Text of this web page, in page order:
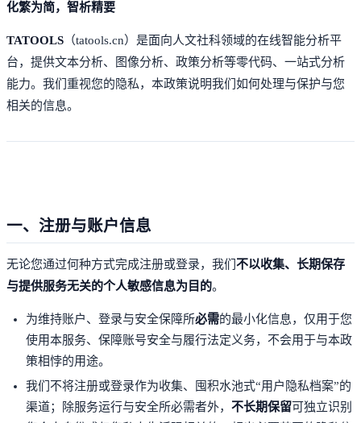
化繁为简，智析精要
TATOOLS （tatools.cn）是面向人文社科领域的在线智能分析平
台，提供文本分析、图像分析、政策分析等零代码、一站式分析
能力。我们重视您的隐私，本政策说明我们如何处理与保护与您
相关的信息。
一、注册与账户信息
无论您通过何种方式完成注册或登录，我们 不以收集、长期保存
与提供服务无关的个人敏感信息为目的。
为维持账户、登录与安全保障所必需的最小化信息，仅用于您
使用本服务、保障账号安全与履行法定义务，不会用于与本政
策相悖的用途。
我们不将注册或登录作为收集、囤积水池式“用户隐私档案”的
渠道；除服务运行与安全所必需者外， 不长期保留可独立识别